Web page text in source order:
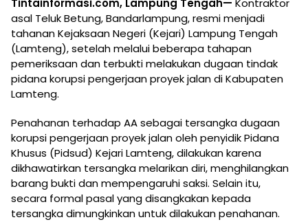
Tintainformasi.com, Lampung Tengah— Kontraktor
asal Teluk Betung, Bandarlampung, resmi menjadi
tahanan Kejaksaan Negeri (Kejari) Lampung Tengah
(Lamteng), setelah melalui beberapa tahapan
pemeriksaan dan terbukti melakukan dugaan tindak
pidana korupsi pengerjaan proyek jalan di Kabupaten
Lamteng.
Penahanan terhadap AA sebagai tersangka dugaan
korupsi pengerjaan proyek jalan oleh penyidik Pidana
Khusus (Pidsud) Kejari Lamteng, dilakukan karena
dikhawatirkan tersangka melarikan diri, menghilangkan
barang bukti dan mempengaruhi saksi. Selain itu,
secara formal pasal yang disangkakan kepada
tersangka dimungkinkan untuk dilakukan penahanan.